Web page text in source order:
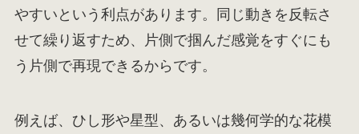
やすいという利点があります。同じ動きを反転さ
せて繰り返すため、片側で掴んだ感覚をすぐにも
う片側で再現できるからです。
例えば、ひし形や星型、あるいは幾何学的な花模